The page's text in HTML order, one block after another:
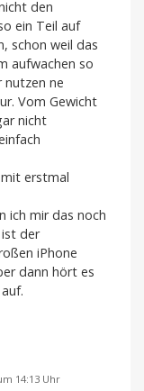
den
ein Teil auf
schon weil das
aufwachen so
nutzen ne
Vom Gewicht
nicht
erstmal
ich mir das noch
der
iPhone
dann hört es
14:13 Uhr